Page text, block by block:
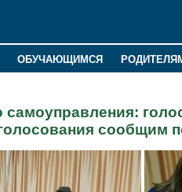
ОБУЧАЮЩИМСЯ
сообщим